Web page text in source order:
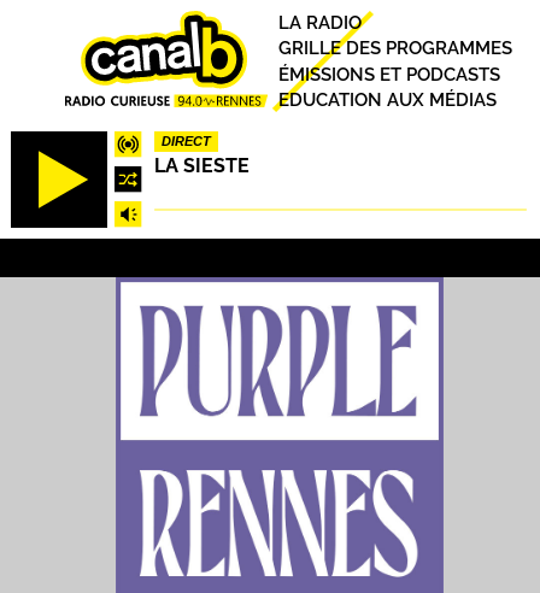
DIRECT
LA SIESTE
Principal
LA RADIO
GRILLE DES PROGRAMMES
ÉMISSIONS ET PODCASTS
EDUCATION AUX MÉDIAS